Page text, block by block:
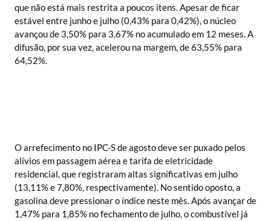
que não está mais restrita a poucos itens. Apesar de ficar
estável entre junho e julho (0,43% para 0,42%), o núcleo
avançou de 3,50% para 3,67% no acumulado em 12 meses. A
difusão, por sua vez, acelerou na margem, de 63,55% para
64,52%.
O arrefecimento no IPC-S de agosto deve ser puxado pelos
alívios em passagem aérea e tarifa de eletricidade
residencial, que registraram altas significativas em julho
(13,11% e 7,80%, respectivamente). No sentido oposto, a
gasolina deve pressionar o índice neste mês. Após avançar de
1,47% para 1,85% no fechamento de julho, o combustível já